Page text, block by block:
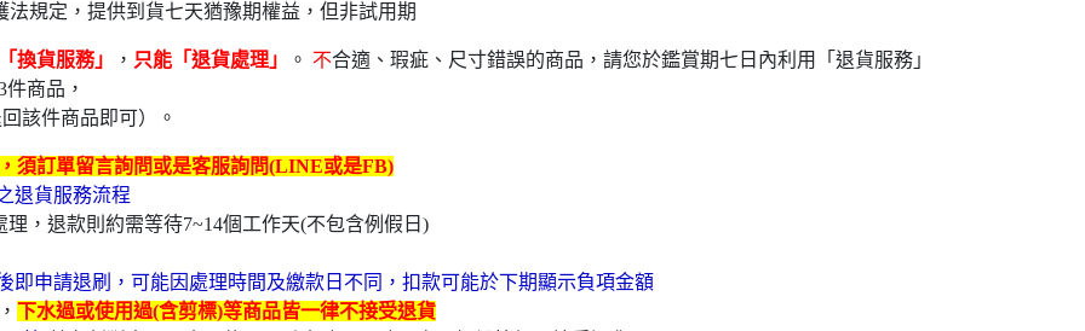
定，提供到貨七天猶豫期權益，但非試用期
換貨服務」 ， 只能「退貨處理」 。 不合適、瑕疵、尺寸錯誤的商品，請您於鑑賞期七日內利用「退貨服務」
商品，
該件商品即可）。
須訂單留言詢問或是客服詢問(LINE或是FB)
退貨服務流程
，退款則約需等待7~14個工作天(不包含例假日)
申請退刷，可能因處理時間及繳款日不同，扣款可能於下期顯示負項金額
下水過或使用過(含剪標)等商品皆一律不接受退貨